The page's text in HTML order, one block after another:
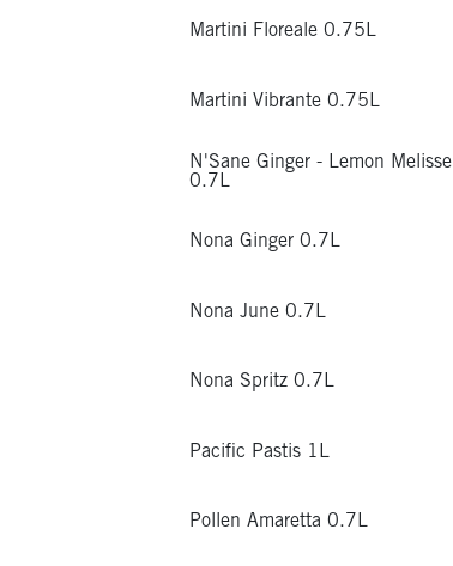
Martini Floreale 0.75L
Martini Vibrante 0.75L
N'Sane Ginger - Lemon Melisse
0.7L
Nona Ginger 0.7L
Nona June 0.7L
Nona Spritz 0.7L
Pacific Pastis 1L
Pollen Amaretta 0.7L